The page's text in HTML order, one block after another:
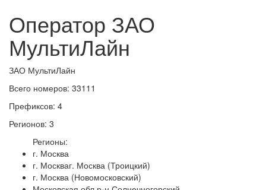
Оператор ЗАО
МультиЛайн
ЗАО МультиЛайн
Всего номеров: 33111
Префиксов: 4
Регионов: 3
Регионы:
г. Москва
г. Москваг. Москва (Троицкий)
г. Москва (Новомосковский)